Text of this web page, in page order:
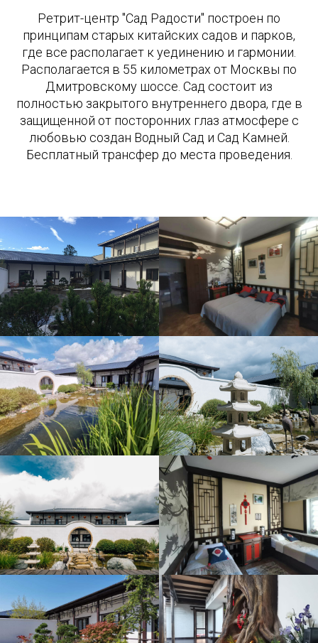
Ретрит-центр "Сад Радости" построен по
принципам старых китайских садов и парков,
где все располагает к уединению и гармонии.
Располагается в 55 километрах от Москвы по
Дмитровскому шоссе. Сад состоит из
полностью закрытого внутреннего двора, где в
защищенной от посторонних глаз атмосфере с
любовью создан Водный Сад и Сад Камней.
Бесплатный трансфер до места проведения.